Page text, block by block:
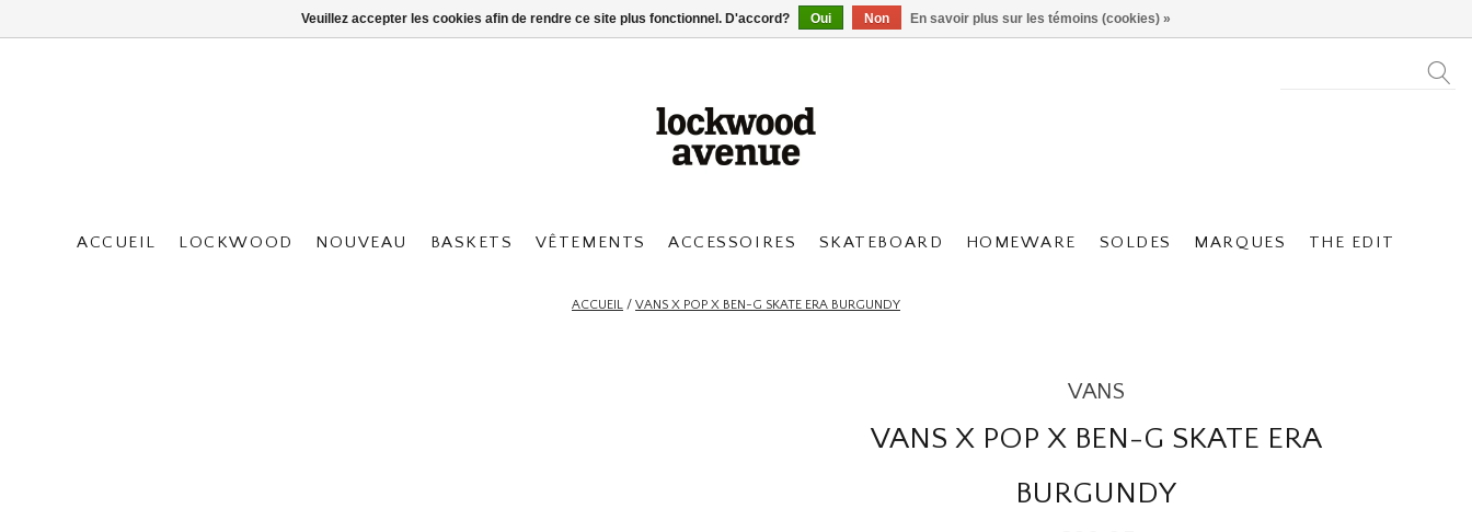
ACCUEIL LOCKWOOD NOUVEAU BASKETS VÊTEMENTS ACCESSOIRES SKATEBOARD HOMEWARE SOLDES MARQUES THE EDIT
ACCUEIL / VANS X POP X BEN-G SKATE ERA BURGUNDY
VANS
VANS X POP X BEN-G SKATE ERA
BURGUNDY
Veuillez accepter les cookies afin de rendre ce site plus fonctionnel. D'accord? Oui Non En savoir plus sur les témoins (cookies) »